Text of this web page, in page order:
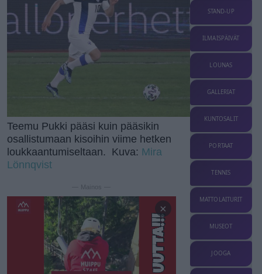
Teemu Pukki pääsi kuin pääsikin
osallistumaan kisoihin viime hetken
loukkaantumiseltaan. Kuva: Mira
Lönnqvist
— Mainos —
×
STAND-UP
ILMAISPÄIVÄT
LOUNAS
GALLERIAT
KUNTOSALIT
PORTAAT
TENNIS
MATTOLAITURIT
MUSEOT
JOOGA